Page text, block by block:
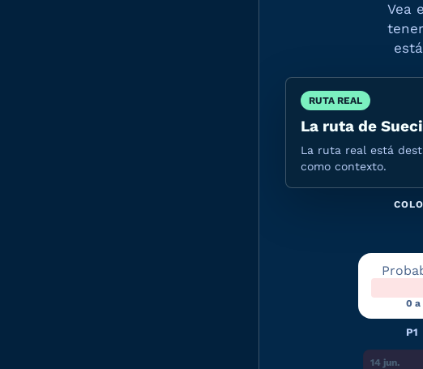
Vea
RUTA REAL
La ruta de
La ruta real está
como contexto.
0 a
P1
14 jun.